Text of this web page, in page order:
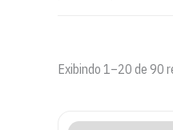
Exibindo 1–20 de 90